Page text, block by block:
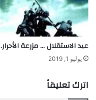
عيد الاستقلال … مزرعة الأحرار.
يوليو 1, 2019
اترك تعليقاً